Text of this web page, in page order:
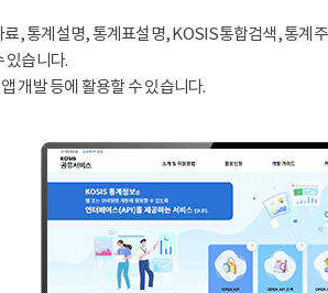
, 통계설명, 통계표설명, KOSIS통합검색, 통계
있습니다.
개발 등에 활용할 수 있습니다.